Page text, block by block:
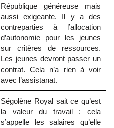
République généreuse mais
aussi exigeante. Il y a des
contreparties à l’allocation
d’autonomie pour les jeunes
sur critères de ressources.
Les jeunes devront passer un
contrat. Cela n’a rien à voir
avec l’assistanat.
Ségolène Royal sait ce qu’est
la valeur du travail : cela
s’appelle les salaires qu’elle